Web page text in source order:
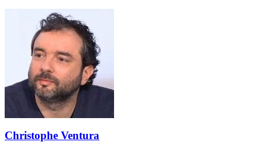
Christophe Ventura